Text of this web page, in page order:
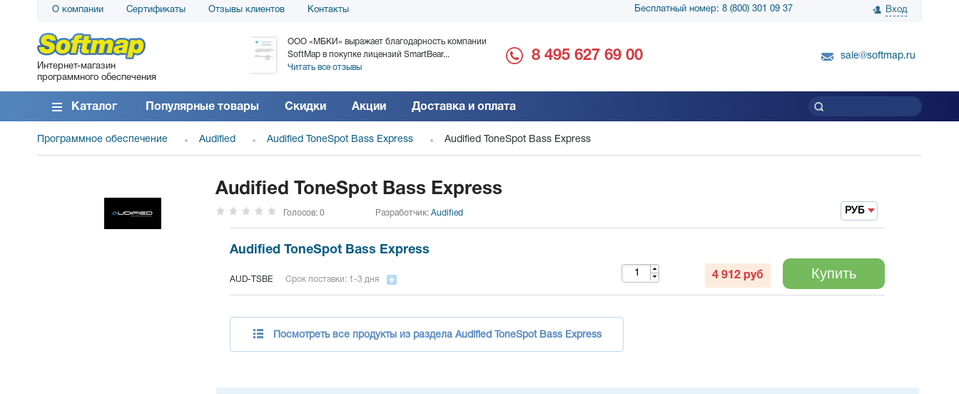
О компании Сертификаты Отзывы клиентов Контакты Бесплатный номер: 8 (800) 301 09 37 Вход
Интернет-магазин
программного обеспечения
АО «АТС» благодарит компанию SoftMap за
поставку программного обеспечения SolarWinds
DameWare...
Читать все отзывы
ООО «МБКИ» выражает благодарность компании
SoftMap в покупке лицензий SmartBear...
Читать все отзывы
благодарность за поставку SnapGene...
благодарность SoftMap за помощь в
8 495 627 69 00 sale@softmap.ru
Каталог Популярные товары Скидки Акции Доставка и оплата
Программное обеспечение Audified Audified ToneSpot Bass Express Audified ToneSpot Bass Express
Audified ToneSpot Bass Express
Голосов: 0 Разработчик: Audified РУБ
Audified ToneSpot Bass Express
AUD-TSBE Срок поставки: 1-3 дня 4 912 руб Купить
Посмотреть все продукты из раздела Audified ToneSpot Bass Express